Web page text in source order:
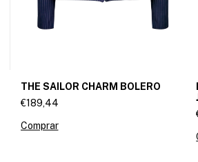
THE SAILOR CHARM BOLERO
€189,44
Comprar